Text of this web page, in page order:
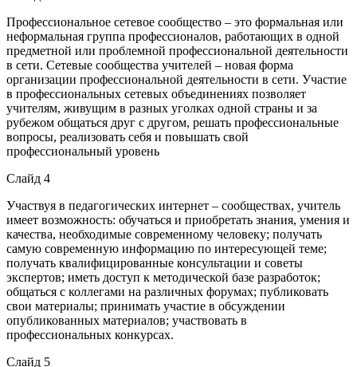
Профессиональное сетевое сообщество – это формальная или
неформальная группа профессионалов, работающих в одной
предметной или проблемной профессиональной деятельности
в сети. Сетевые сообщества учителей – новая форма
организации профессиональной деятельности в сети. Участие
в профессиональных сетевых объединениях позволяет
учителям, живущим в разных уголках одной страны и за
рубежом общаться друг с другом, решать профессиональные
вопросы, реализовать себя и повышать свой
профессиональный уровень
Слайд 4
Участвуя в педагогических интернет – сообществах, учитель
имеет возможность: обучаться и приобретать знания, умения и
качества, необходимые современному человеку; получать
самую современную информацию по интересующей теме;
получать квалифицированные консультации и советы
экспертов; иметь доступ к методической базе разработок;
общаться с коллегами на различных форумах; публиковать
свои материалы; принимать участие в обсуждении
опубликованных материалов; участвовать в
профессиональных конкурсах.
Слайд 5